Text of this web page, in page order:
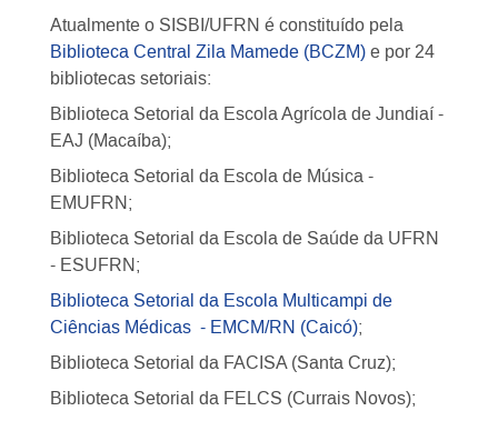
Atualmente o SISBI/UFRN é constituído pela
Biblioteca Central Zila Mamede (BCZM) e por 24
bibliotecas setoriais:
Biblioteca Setorial da Escola Agrícola de Jundiaí -
EAJ (Macaíba);
Biblioteca Setorial da Escola de Música -
EMUFRN;
Biblioteca Setorial da Escola de Saúde da UFRN
- ESUFRN;
Biblioteca Setorial da Escola Multicampi de
Ciências Médicas - EMCM/RN (Caicó);
Biblioteca Setorial da FACISA (Santa Cruz);
Biblioteca Setorial da FELCS (Currais Novos);